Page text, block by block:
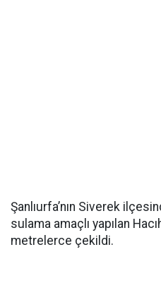
Şanlıurfa’nın Siverek
sulama amaçlı yapılan
metrelerce çekildi.